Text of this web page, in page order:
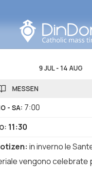
9 JUL- 14 AUG
MESSEN
- SA: 7:00
: 11:30
: in inverno le
vengono celebrate